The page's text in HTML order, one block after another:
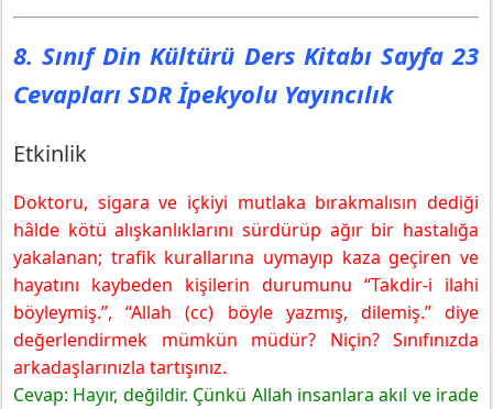
8. Sınıf Din Kültürü Ders Kitabı Sayfa 29 Cevapları SDR
Etkinlik
8. Sınıf Din Kültürü Ders Kitabı Sayfa 30 Cevapları SDR
Sağlık Ve Hastalık
8. Sınıf Din Kültürü Ders Kitabı Sayfa 31 Cevapları SDR
İpekyolu Yayıncılık
Etkinlik
8. Sınıf Din Kültürü Ders Kitabı Sayfa 23
Cevapları SDR İpekyolu Yayıncılık
Etkinlik
Doktoru, sigara ve içkiyi mutlaka bırakmalısın dediği
hâlde kötü alışkanlıklarını sürdürüp ağır bir hastalığa
yakalanan; trafik kurallarına uymayıp kaza geçiren ve
hayatını kaybeden kişilerin durumunu “Takdir-i ilahi
böyleymiş.”, “Allah (cc) böyle yazmış, dilemiş.” diye
değerlendirmek mümkün müdür? Niçin? Sınıfınızda
arkadaşlarınızla tartışınız.
Cevap: Hayır, değildir. Çünkü Allah insanlara akıl ve irade